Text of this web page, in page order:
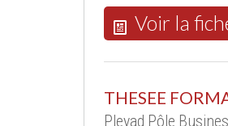
Voir la
THESEE
Pleyad Pôle